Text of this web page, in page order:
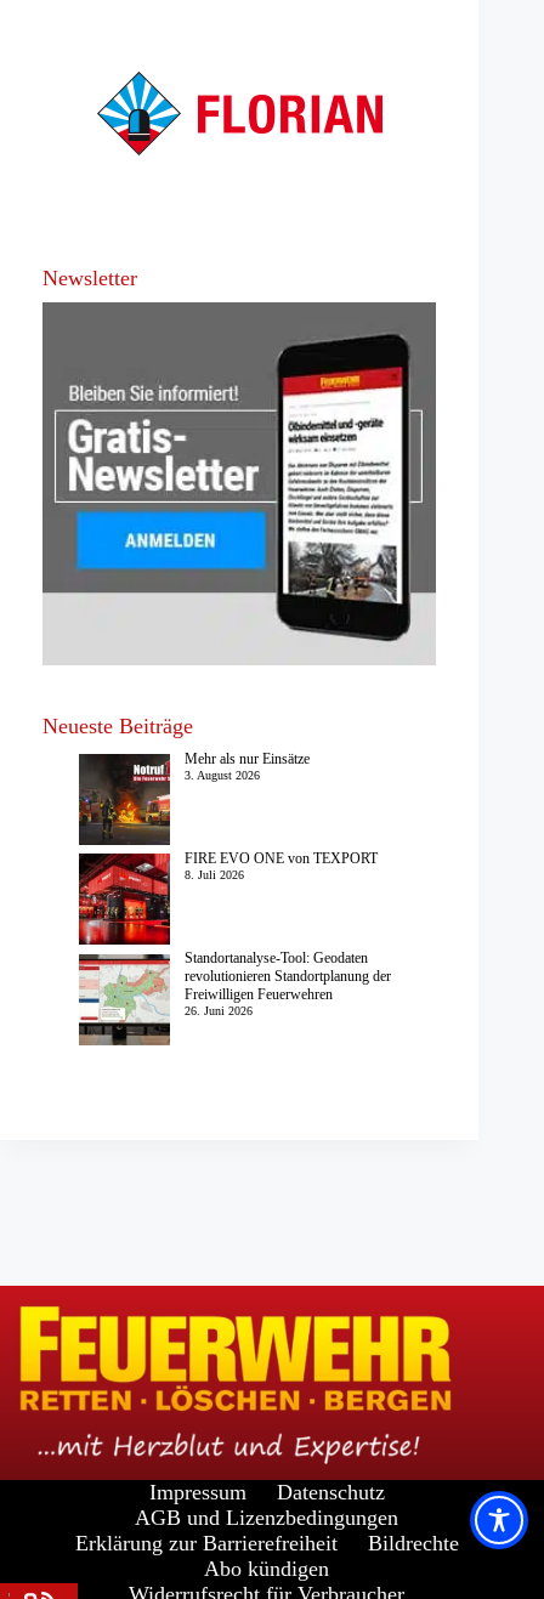
Newsletter
Neueste Beiträge
Mehr als nur Einsätze
3. August 2026
FIRE EVO ONE von TEXPORT
8. Juli 2026
Standortanalyse-Tool: Geodaten
revolutionieren Standortplanung der
Freiwilligen Feuerwehren
26. Juni 2026
Impressum
Datenschutz
AGB und Lizenzbedingungen
Erklärung zur Barrierefreiheit
Bildrechte
Abo kündigen
Widerrufsrecht für Verbraucher